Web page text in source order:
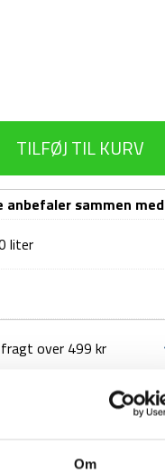
Om
TILFØJ TIL KURV
anbefaler sammen med
liter
over 499 kr
INFORMATION